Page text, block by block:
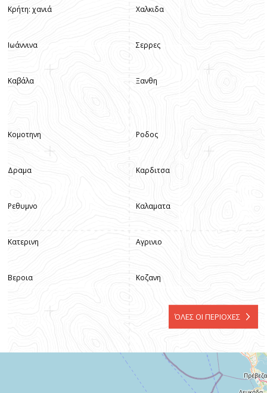
Κρήτη: χανιά
Ιωάννινα
Καβάλα
Χαλκιδα
Σερρες
Ξανθη
Κομοτηνη
Δραμα
Ρεθυμνο
Κατερινη
Βεροια
Ροδος
Καρδιτσα
Καλαματα
Αγρινιο
Κοζανη
ΌΛΕΣ ΟΙ ΠΕΡΙΟΧΕΣ